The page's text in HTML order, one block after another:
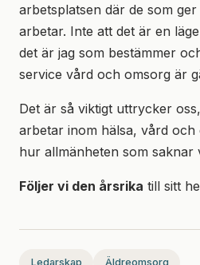
arbetsplatsen där de som
arbetar. Inte att det är en
det är jag som bestämmer
service vård och omsorg är
Det är så viktigt uttrycker
arbetar inom hälsa, vård
hur allmänheten som saknar
Följer vi den årsrika till sitt
Ledarskap Äldreomsorg